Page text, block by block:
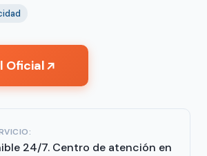
Oficial↗
24/7. Centro de atención en